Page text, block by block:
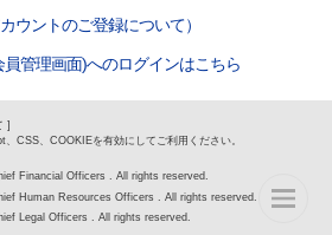
ウントのご登録について）
管理画面)へのログインはこちら
]
CSS、COOKIEを有効にしてご利用ください。
Financial Officers . All rights reserved.
Human Resources Officers . All rights reserved.
Legal Officers . All rights reserved.